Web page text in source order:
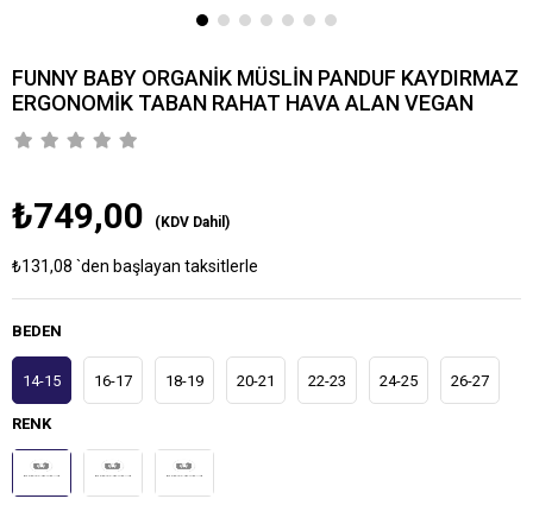
FUNNY BABY ORGANİK MÜSLİN PANDUF KAYDIRMAZ
ERGONOMİK TABAN RAHAT HAVA ALAN VEGAN
₺749,00 (KDV Dahil)
₺131,08 `den başlayan taksitlerle
BEDEN
14-15 16-17 18-19 20-21 22-23 24-25 26-27
RENK